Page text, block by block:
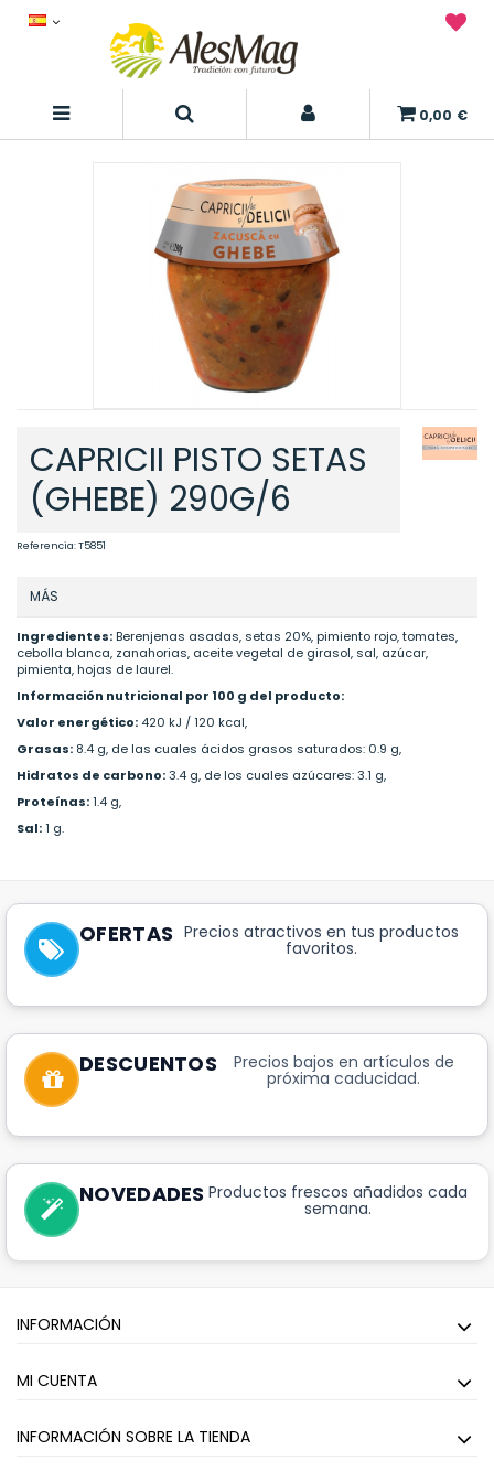
0,00 €
CAPRICII PISTO SETAS
(GHEBE) 290G/6
Referencia:T5851
MÁS
Ingredientes: Berenjenas asadas, setas 20%, pimiento rojo, tomates,
cebolla blanca, zanahorias, aceite vegetal de girasol, sal, azúcar,
pimienta, hojas de laurel.
Información nutricional por 100 g del producto:
Valor energético: 420 kJ / 120 kcal,
Grasas: 8.4 g, de las cuales ácidos grasos saturados: 0.9 g,
Hidratos de carbono:3.4 g, de los cuales azúcares: 3.1 g,
Proteínas:1.4 g,
Sal:1 g.
OFERTAS Precios atractivos en tus productos
favoritos.
DESCUENTOS Precios bajos en artículos de
próxima caducidad.
NOVEDADES Productos frescos añadidos cada
semana.
INFORMACIÓN
MI CUENTA
INFORMACIÓN SOBRE LA TIENDA